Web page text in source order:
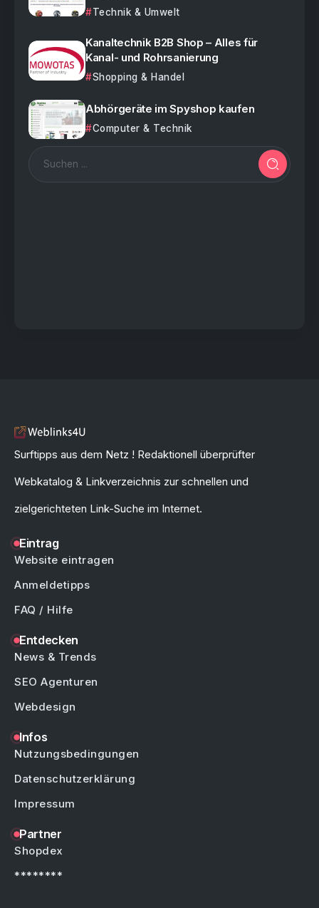
Technik & Umwelt
Kanaltechnik B2B Shop – Alles für
Kanal- und Rohrsanierung
Shopping & Handel
Abhörgeräte im Spyshop kaufen
Computer & Technik
Surftipps aus dem Netz ! Redaktionell überprüfter
Webkatalog & Linkverzeichnis zur schnellen und
zielgerichteten Link-Suche im Internet.
Eintrag
Website eintragen
Anmeldetipps
FAQ / Hilfe
Entdecken
News & Trends
SEO Agenturen
Webdesign
Infos
Nutzungsbedingungen
Datenschutzerklärung
Impressum
Partner
Shopdex
********